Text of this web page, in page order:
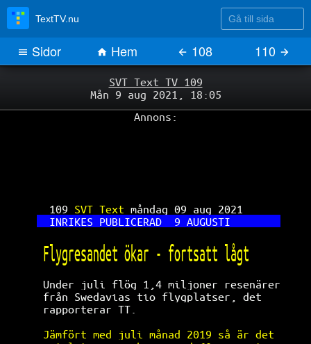
SVT Text TV 109
Mån 9 aug 2021, 18:05
Annons:
109 SVT Text måndag 09 aug 2021
INRIKES PUBLICERAD 9 AUGUSTI
Flygresandet ökar - fortsatt lågt
Under juli flög 1,4 miljoner resenärer
från Swedavias tio flygplatser, det
rapporterar TT.
Jämfört med juli månad 2019 så är det
TextTV.nu Gå till sida
Sidor Hem 108 110